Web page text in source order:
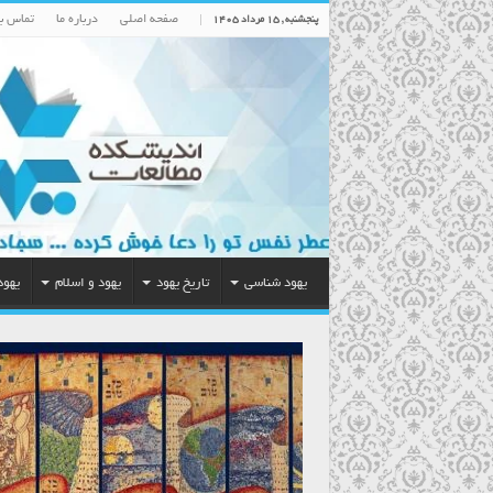
پنجشنبه , ۱۵ مرداد ۱۴۰۵ صفحه اصلی درباره ما تماس
یهود شناسی تاریخ یهود یهود و اسلام